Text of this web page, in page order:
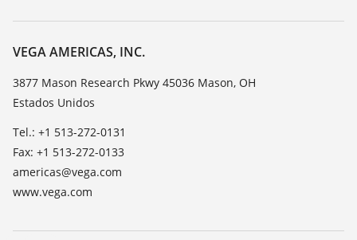
TeamViewer
Acerca de VEGA
Contacto
Notícias
Prensa
Blog
VEGA AMERICAS, INC.
3877 Mason Research Pkwy 45036 Mason, OH
Estados Unidos
Tel.: +1 513-272-0131
Fax: +1 513-272-0133
americas@vega.com
www.vega.com